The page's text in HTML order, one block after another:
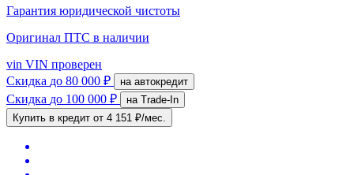
Гарантия юридической чистоты
Оригинал ПТС в наличии
vin VIN проверен
Скидка до 80 000 ₽ на автокредит
Скидка до 100 000 ₽
на Trade-In
Купить в кредит от 4 151 ₽/мес.